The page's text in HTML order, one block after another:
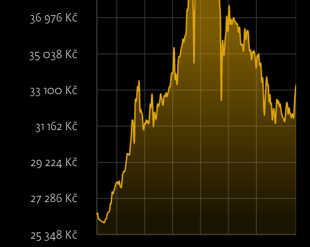
25 348 Kč
27 286 Kč
29 224 Kč
31 162 Kč
33 100 Kč
35 038 Kč
36 976 Kč